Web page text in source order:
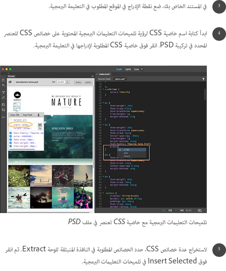
في المستند الخاص بك، ضع نقطة الإدراج في الموقع المطلوب في التعليمة البرمجية.
ابدأ كتابة اسم خاصية CSS لرؤية تلميحات التعليمات البرمجية المحتوية على خصائص CSS للعنصر
المحدد في تركيبة PSD. انقر فوق خاصية CSS المطلوبة لإدراجها في التعليمة البرمجية.
تلميحات التعليمات البرمجية مع خاصية CSS لعنصر في ملف PSD
لاستخراج عدة خصائص CSS، حدد الخصائص المطلوبة في النافذة المنبثقة للوحة Extract. ثم انقر
فوق Insert Selected في تلميحات التعليمات البرمجية.